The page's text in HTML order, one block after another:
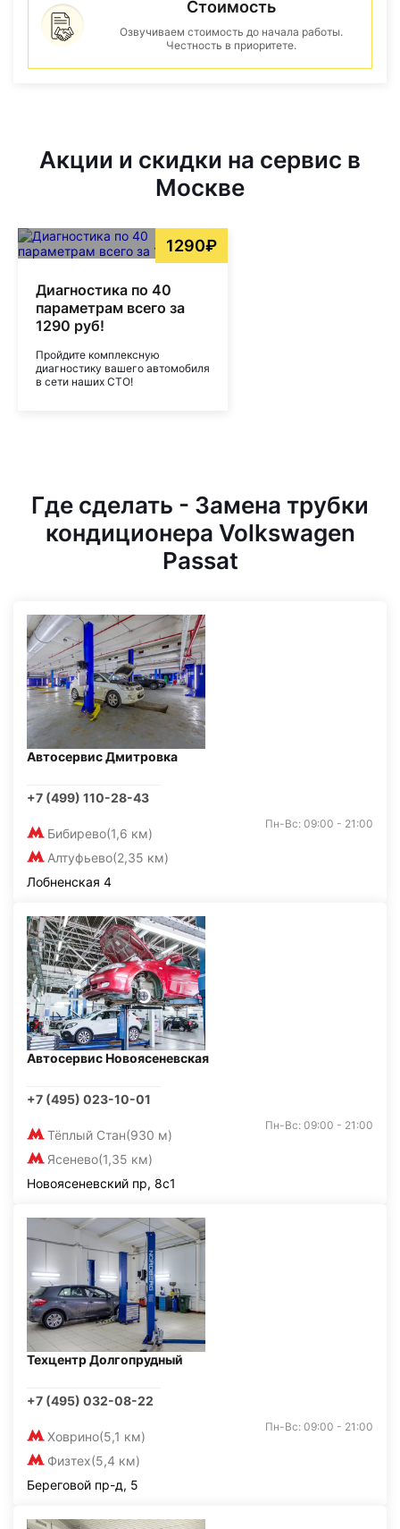
Стоимость
Озвучиваем стоимость до начала работы.
Честность в приоритете.
Акции и скидки на сервис в
Москве
1290₽
Диагностика по 40
параметрам всего за
1290 руб!
Пройдите комплексную
диагностику вашего автомобиля
в сети наших СТО!
Где сделать - Замена трубки
кондиционера Volkswagen
Passat
Автосервис Дмитровка
+7 (499) 110-28-43
Бибирево(1,6 км)
Алтуфьево(2,35 км)
Пн-Вс: 09:00 - 21:00
Лобненская 4
Автосервис Новоясеневская
+7 (495) 023-10-01
Тёплый Стан(930 м)
Ясенево(1,35 км)
Пн-Вс: 09:00 - 21:00
Новоясеневский пр, 8с1
Техцентр Долгопрудный
+7 (495) 032-08-22
Ховрино(5,1 км)
Физтех(5,4 км)
Пн-Вс: 09:00 - 21:00
Береговой пр-д, 5